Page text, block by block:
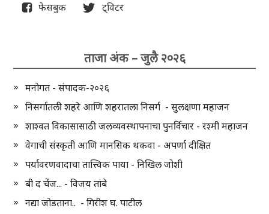
फेसबुक ट्विटर
ताजा अंक – जुलै २०२६
मनोगत - संपादक-२०२६
निसर्गातली शहरे आणि शहरातला निसर्ग - सुलक्षणा महाजन
शाश्वत विकासासाठी जलव्यवस्थापनाचा पुनर्विचार - रश्मी महाजन
वेगाची संस्कृती आणि मानसिक थकवा - अपर्णा दीक्षित
पर्यावरणवादाचा तात्त्विक पाया - निखिल जोशी
बी द चेंज... - विजय तांबे
नद्या जोडताना.. - गिरीश घ. पाटील